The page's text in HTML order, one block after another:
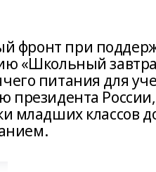
фронт при
«Школьный
питания для
президента
младших классов